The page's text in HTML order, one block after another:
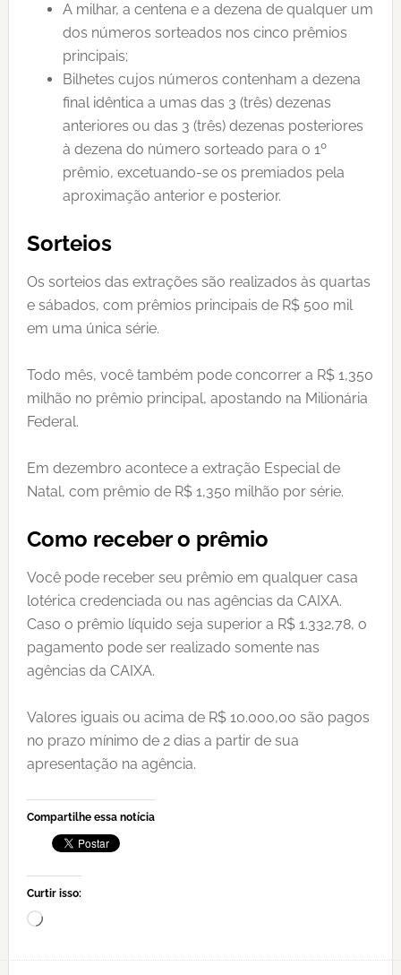
A milhar, a centena e a dezena de qualquer um
dos números sorteados nos cinco prêmios
principais;
Bilhetes cujos números contenham a dezena
final idêntica a umas das 3 (três) dezenas
anteriores ou das 3 (três) dezenas posteriores
à dezena do número sorteado para o 1º
prêmio, excetuando-se os premiados pela
aproximação anterior e posterior.
Sorteios
Os sorteios das extrações são realizados às quartas
e sábados, com prêmios principais de R$ 500 mil
em uma única série.
Todo mês, você também pode concorrer a R$ 1,350
milhão no prêmio principal, apostando na Milionária
Federal.
Em dezembro acontece a extração Especial de
Natal, com prêmio de R$ 1,350 milhão por série.
Como receber o prêmio
Você pode receber seu prêmio em qualquer casa
lotérica credenciada ou nas agências da CAIXA.
Caso o prêmio líquido seja superior a R$ 1.332,78, o
pagamento pode ser realizado somente nas
agências da CAIXA.
Valores iguais ou acima de R$ 10.000,00 são pagos
no prazo mínimo de 2 dias a partir de sua
apresentação na agência.
Compartilhe essa notícia
Curtir isso:
Carregando...